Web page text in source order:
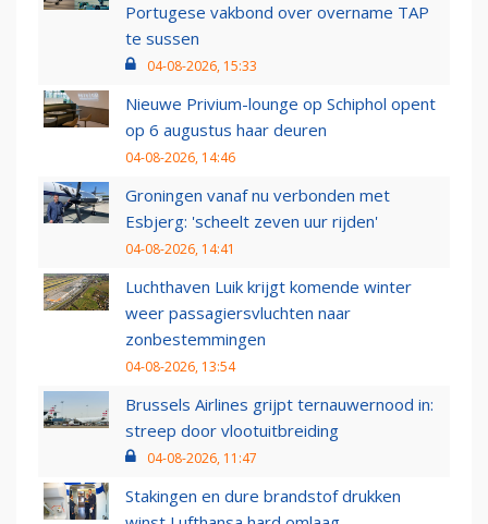
Portugese vakbond over overname TAP
te sussen
04-08-2026, 15:33
Nieuwe Privium-lounge op Schiphol opent
op 6 augustus haar deuren
04-08-2026, 14:46
Groningen vanaf nu verbonden met
Esbjerg: 'scheelt zeven uur rijden'
04-08-2026, 14:41
Luchthaven Luik krijgt komende winter
weer passagiersvluchten naar
zonbestemmingen
04-08-2026, 13:54
Brussels Airlines grijpt ternauwernood in:
streep door vlootuitbreiding
04-08-2026, 11:47
Stakingen en dure brandstof drukken